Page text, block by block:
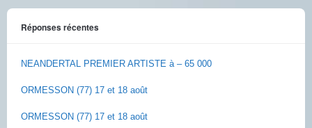
Réponses récentes
NEANDERTAL PREMIER ARTISTE à – 65 000
ORMESSON (77) 17 et 18 août
ORMESSON (77) 17 et 18 août